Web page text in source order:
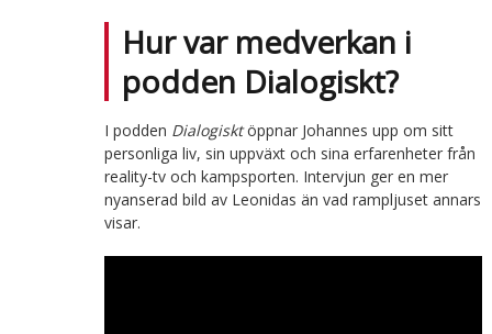
Hur var medverkan i
podden Dialogiskt?
I podden Dialogisktöppnar Johannes upp om sitt
personliga liv, sin uppväxt och sina erfarenheter från
reality-tv och kampsporten. Intervjun ger en mer
nyanserad bild av Leonidas än vad rampljuset annars
visar.